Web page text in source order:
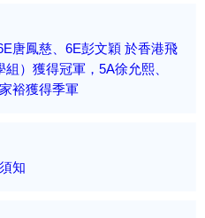
唐鳳慈、6E彭文穎 於香港飛
）獲得冠軍，5A徐允熙、
裕獲得季軍
知